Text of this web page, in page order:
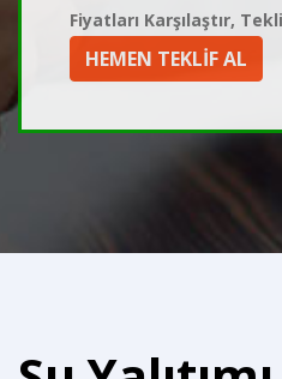
Fiyatları Karşılaştır,
HEMEN TEKLİF AL